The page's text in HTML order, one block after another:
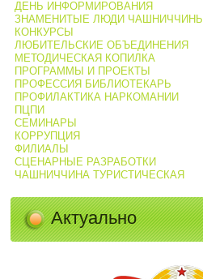
ДЕНЬ ИНФОРМИРОВАНИЯ
ЗНАМЕНИТЫЕ ЛЮДИ ЧАШНИЧЧИНЫ
КОНКУРСЫ
ЛЮБИТЕЛЬСКИЕ ОБЪЕДИНЕНИЯ
МЕТОДИЧЕСКАЯ КОПИЛКА
ПРОГРАММЫ И ПРОЕКТЫ
ПРОФЕССИЯ БИБЛИОТЕКАРЬ
ПРОФИЛАКТИКА НАРКОМАНИИ
ПЦПИ
СЕМИНАРЫ
КОРРУПЦИЯ
ФИЛИАЛЫ
СЦЕНАРНЫЕ РАЗРАБОТКИ
ЧАШНИЧЧИНА ТУРИСТИЧЕСКАЯ
Актуально